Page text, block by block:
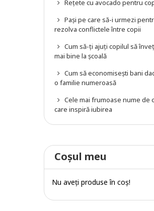
Rețete cu avocado pentru
Pași pe care să-i urmezi
rezolva conflictele între copii
Cum să-ți ajuți copilul să
mai bine la școală
Cum să economisești bani
o familie numeroasă
Cele mai frumoase nume de
care inspiră iubirea
Coşul meu
Nu aveţi produse în coş!